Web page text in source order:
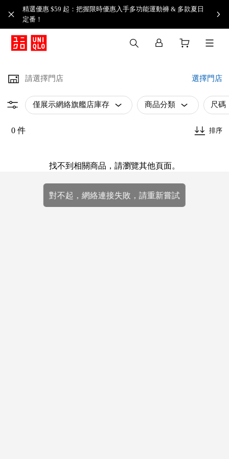
精選優惠 $59 起：把握限時優惠入手多功能運動褲 & 多款夏日
定番！​
請選擇門店 選擇門店
僅展示網絡旗艦店庫存 商品分類 尺碼
0 件 排序
找不到相關商品，請瀏覽其他頁面。
對不起，網絡連接失敗，請重新嘗試